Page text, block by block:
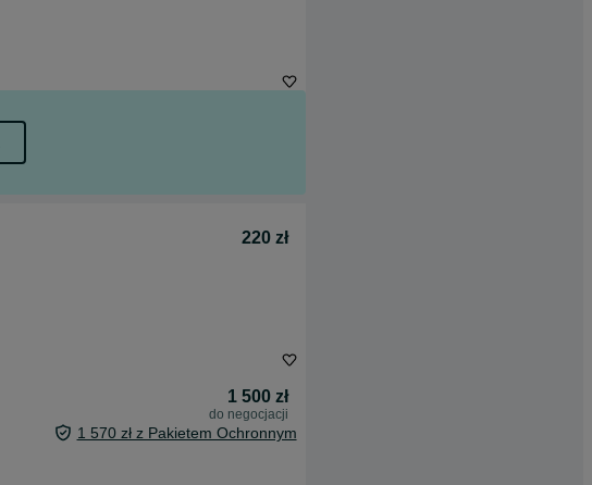
220 zł
1 500 zł
do negocjacji
1 570 zł z Pakietem Ochronnym